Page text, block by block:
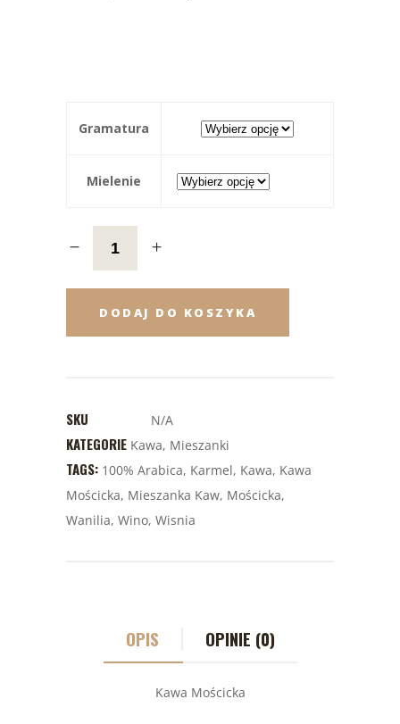
Gramatura
Mielenie
DODAJ DO KOSZYKA
SKU N/A
KATEGORIE Kawa, Mieszanki
TAGS: 100% Arabica, Karmel, Kawa, Kawa
Mościcka, Mieszanka Kaw, Mościcka,
Wanilia, Wino, Wisnia
OPIS OPINIE (0)
Kawa Mościcka